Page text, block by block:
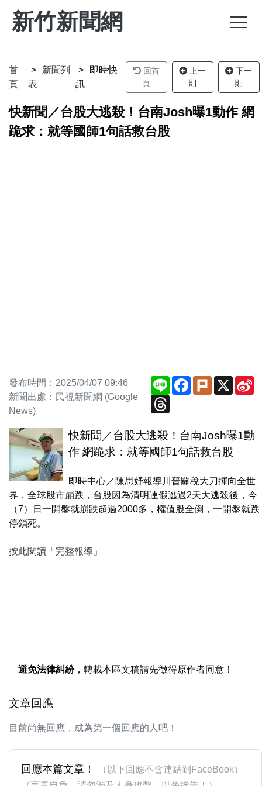
新竹新聞網
首
頁
新聞列
表
即時快
訊
回首
頁
上一
則
下一
則
快新聞／台股大逃殺！台南Josh曝1動作 網
跪求：就等國師1句話救台股
發布時間：2025/04/07 09:46
新聞出處：民視新聞網 (Google
News)
Line Facebook
PlurkX
Threads
快新聞／台股大逃殺！台南Josh曝1動
作 網跪求：就等國師1句話救台股
即時中心／陳思妤報導川普關稅大刀揮向全世
界，全球股市崩跌，台股因為清明連假逃過2天大逃殺後，今
（7）日一開盤就崩跌超過2000多，權值股全倒，一開盤就跌
停鎖死。
按此閱讀「完整報導」
避免法律糾紛，轉載本區文稿請先徵得原作者同意！
文章回應
目前尚無回應，成為第一個回應的人吧！
回應本篇文章！
（以下回應不會連結到FaceBook）